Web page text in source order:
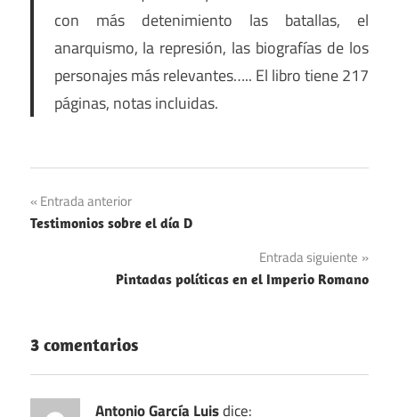
con más detenimiento las batallas, el
anarquismo, la represión, las biografías de los
personajes más relevantes….. El libro tiene 217
páginas, notas incluidas.
Navegación
de
entradas
Entrada anterior
Testimonios sobre el día D
Entrada siguiente
Pintadas políticas en el Imperio Romano
3 comentarios
Antonio García Luisdice: